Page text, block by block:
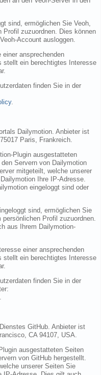
sind, ermöglichen Sie Veoh,
Profil zuzuordnen. Dies können
Account ausloggen.
ansprechenden
stellt ein berechtigtes Interesse
finden Sie in der
.
Dailymotion. Anbieter ist
Paris, Frankreich.
Plugin ausgestatteten
Servern von Dailymotion
mitgeteilt, welche unserer
Ihre IP-Adresse.
eingeloggt sind oder
sind, ermöglichen Sie
Profil zuzuordnen.
aus Ihrem Dailymotion-
einer ansprechenden
stellt ein berechtigtes Interesse
finden Sie in der
GitHub. Anbieter ist
CA 94107, USA.
ausgestatteten Seiten
von GitHub hergestellt.
unserer Seiten Sie